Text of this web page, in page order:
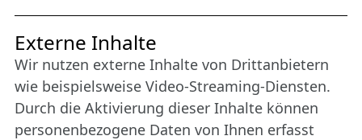
Freundes­kreis
Bleiben Sie uns das ganze Jahr über verbunden:
Werden Sie Freund der Nordischen Filmtage
Lübeck.
Externe Inhalte
Wir nutzen externe Inhalte von Drittanbietern
wie beispielsweise Video-Streaming-Diensten.
Durch die Aktivierung dieser Inhalte können
personenbezogene Daten von Ihnen erfasst